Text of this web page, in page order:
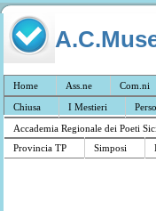
Home Ass.ne Com.ni
Chiusa
I Mestieri
Accademia Regionale dei Poeti
Provincia TP
Simposi